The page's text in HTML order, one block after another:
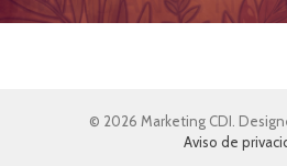
© 2026 Marketing CDI.
Aviso de